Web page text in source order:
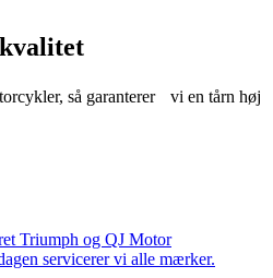
så garanterer vi en tårn høj
Triumph og QJ Motor
servicerer vi alle mærker.